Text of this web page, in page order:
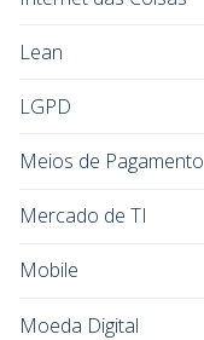
Lean
LGPD
Meios de Pagamento
Mercado de TI
Mobile
Moeda Digital